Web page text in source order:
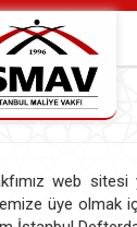
web
üye olmak